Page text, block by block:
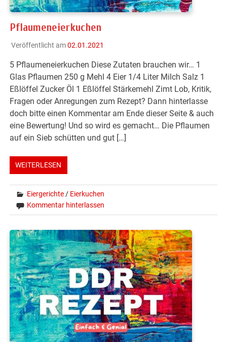
Pflaumeneierkuchen
Veröffentlicht am02.01.2021
5 Pflaumeneierkuchen Diese Zutaten brauchen wir… 1
Glas Pflaumen 250 g Mehl 4 Eier 1/4 Liter Milch Salz 1
Eßlöffel Zucker Öl 1 Eßlöffel Stärkemehl Zimt Lob, Kritik,
Fragen oder Anregungen zum Rezept? Dann hinterlasse
doch bitte einen Kommentar am Ende dieser Seite & auch
eine Bewertung! Und so wird es gemacht… Die Pflaumen
auf ein Sieb schütten und gut […]
WEITERLESEN
Eiergerichte / Eierkuchen
Kommentar hinterlassen